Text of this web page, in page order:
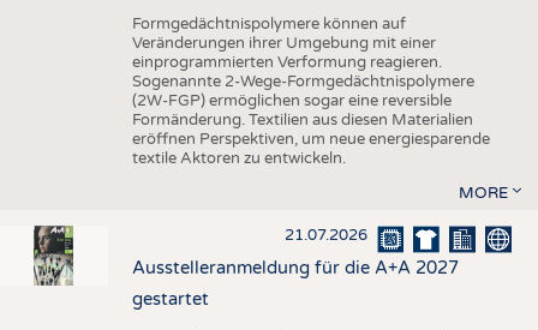
Formgedächtnispolymere können auf
Veränderungen ihrer Umgebung mit einer
einprogrammierten Verformung reagieren.
Sogenannte 2-Wege-Formgedächtnispolymere
(2W-FGP) ermöglichen sogar eine reversible
Formänderung. Textilien aus diesen Materialien
eröffnen Perspektiven, um neue energiesparende
textile Aktoren zu entwickeln.
MORE
21.07.2026
Ausstelleranmeldung für die A+A 2027
gestartet